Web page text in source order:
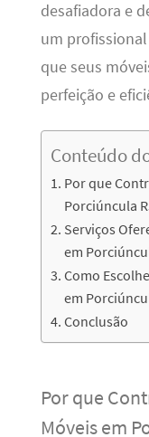
desafiadora e
um
que seus
perfeição e
Conteúdo
Por que
Porciúncula
Serviços
em
Como
em
Conclusão
Por que
Móveis em